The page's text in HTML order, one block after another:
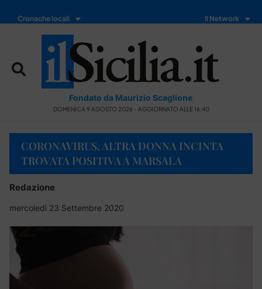
Cronache locali Il Network
Fondato da Maurizio Scaglione
DOMENICA 9 AGOSTO 2026 - AGGIORNATO ALLE 16:40
CORONAVIRUS, ALTRA DONNA INCINTA
TROVATA POSITIVA A MARSALA
Redazione
mercoledì 23 Settembre 2020